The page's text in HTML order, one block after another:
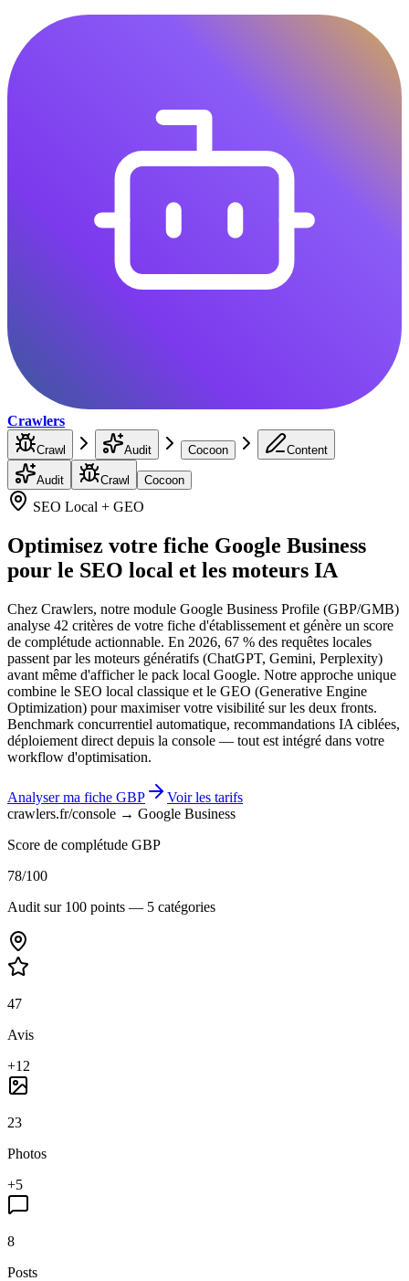
Crawlers
Crawl Audit Cocoon Content
Audit Crawl Cocoon
SEO Local + GEO
Optimisez votre fiche Google Business
pour le SEO local et les moteurs IA
Chez Crawlers, notre module Google Business Profile (GBP/GMB)
analyse 42 critères de votre fiche d'établissement et génère un score
de complétude actionnable. En 2026, 67 % des requêtes locales
passent par les moteurs génératifs (ChatGPT, Gemini, Perplexity)
avant même d'afficher le pack local Google. Notre approche unique
combine le SEO local classique et le GEO (Generative Engine
Optimization) pour maximiser votre visibilité sur les deux fronts.
Benchmark concurrentiel automatique, recommandations IA ciblées,
déploiement direct depuis la console — tout est intégré dans votre
workflow d'optimisation.
Analyser ma fiche GBP
Voir les tarifs
crawlers.fr/console → Google Business
Score de complétude GBP
78/100
Audit sur 100 points — 5 catégories
47
Avis
+12
23
Photos
+5
8
Posts